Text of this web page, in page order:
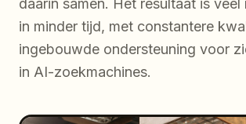
daarin samen. Het resultaat is
in minder tijd, met constantere
ingebouwde ondersteuning voor
in AI-zoekmachines.